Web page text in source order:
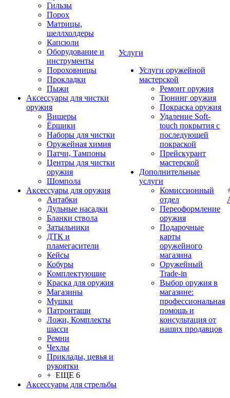
Гильзы
Порох
Матрицы,
шеллхолдеры
Капсюли
Оборудование и
инструменты
Пороховницы
Прокладки
Пыжи
Аксессуары для чистки
оружия
Вишеры
Ёршики
Наборы для чистки
Оружейная химия
Патчи, Тампоны
Центры для чистки
оружия
Шомпола
Аксессуары для оружия
Антабки
Дульные насадки
Бланки ствола
Затыльники
ДТК и
пламегасители
Кейсы
Кобуры
Комплектующие
Краска для оружия
Магазины
Мушки
Патронташи
Ложи, Комплекты
шасси
Ремни
Чехлы
Приклады, цевья и
рукоятки
+ ЕЩЕ 6
Аксессуары для стрельбы
Услуги
Услуги оружейной
мастерской
Ремонт оружия
Тюнинг оружия
Покраска оружия
Удаление Soft-
touch покрытия с
последующей
покраской
Прейскурант
мастерской
Дополнительные
услуги
Комиссионный
отдел
Переоформление
оружия
Подарочные
карты
оружейного
магазина
Оружейный
Trade-in
Выбор оружия в
магазине:
профессиональная
помощь и
консультация от
наших продавцов